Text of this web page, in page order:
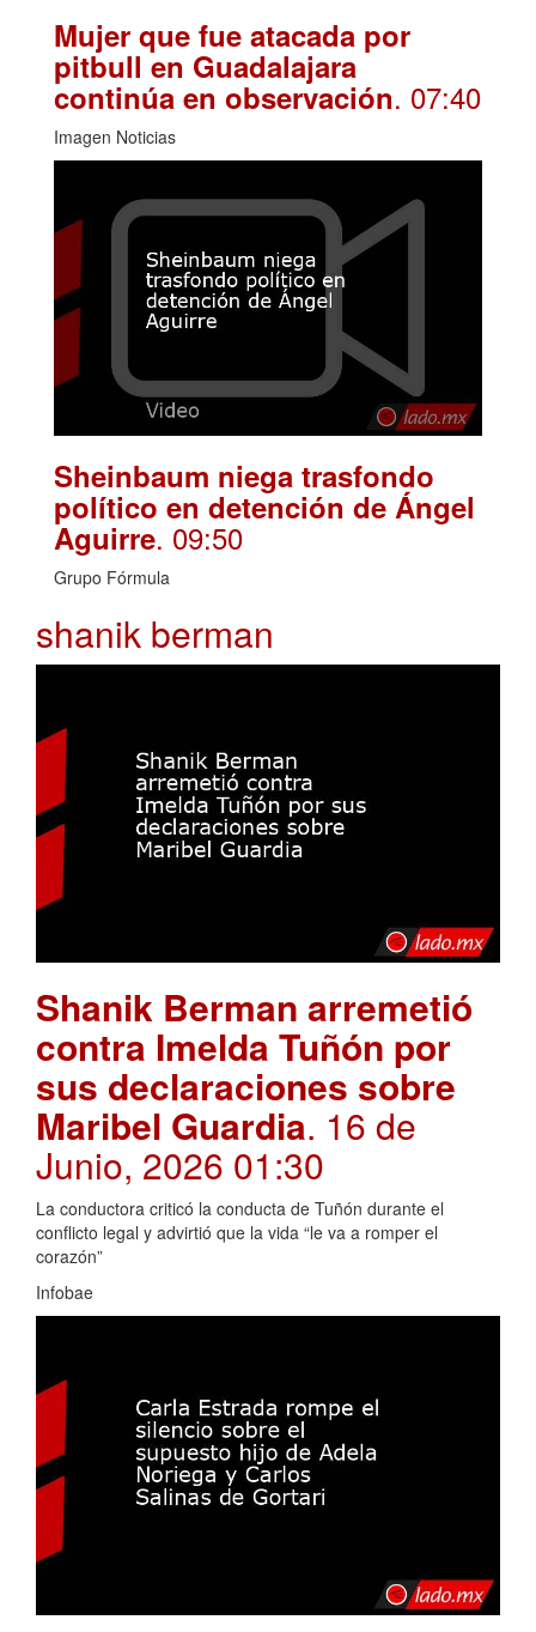
Mujer que fue atacada por
pitbull en Guadalajara
continúa en observación. 07:40
Imagen Noticias
Sheinbaum niega trasfondo
político en detención de Ángel
Aguirre. 09:50
Grupo Fórmula
shanik berman
Shanik Berman arremetió
contra Imelda Tuñón por
sus declaraciones sobre
Maribel Guardia. 16 de
Junio, 2026 01:30
La conductora criticó la conducta de Tuñón durante el
conflicto legal y advirtió que la vida “le va a romper el
corazón”
Infobae